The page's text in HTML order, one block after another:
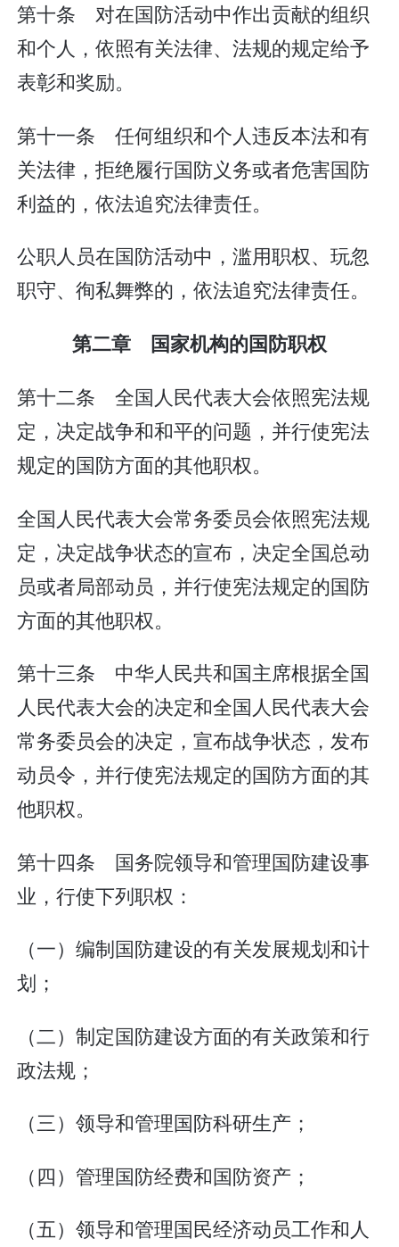
第十条 对在国防活动中作出贡献的组织
和个人，依照有关法律、法规的规定给予
表彰和奖励。
第十一条 任何组织和个人违反本法和有
关法律，拒绝履行国防义务或者危害国防
利益的，依法追究法律责任。
公职人员在国防活动中，滥用职权、玩忽
职守、徇私舞弊的，依法追究法律责任。
第二章 国家机构的国防职权
第十二条 全国人民代表大会依照宪法规
定，决定战争和和平的问题，并行使宪法
规定的国防方面的其他职权。
全国人民代表大会常务委员会依照宪法规
定，决定战争状态的宣布，决定全国总动
员或者局部动员，并行使宪法规定的国防
方面的其他职权。
第十三条 中华人民共和国主席根据全国
人民代表大会的决定和全国人民代表大会
常务委员会的决定，宣布战争状态，发布
动员令，并行使宪法规定的国防方面的其
他职权。
第十四条 国务院领导和管理国防建设事
业，行使下列职权：
（一）编制国防建设的有关发展规划和计
划；
（二）制定国防建设方面的有关政策和行
政法规；
（三）领导和管理国防科研生产；
（四）管理国防经费和国防资产；
（五）领导和管理国民经济动员工作和人